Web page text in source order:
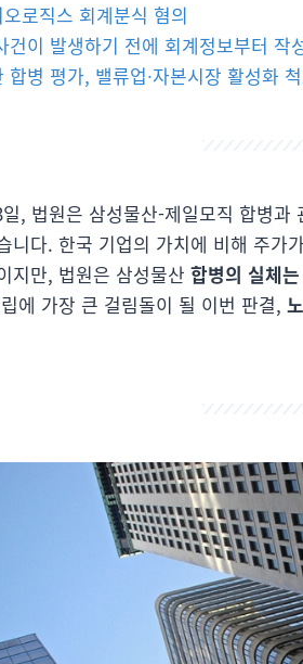
로직스 회계분식 혐의
건이 발생하기 전에 회계정보부터 작
합병 평가, 밸류업∙자본시장 활성화
, 법원은 삼성물산-제일모직 합병
니다. 한국 기업의 가치에 비해 주가
지만, 법원은 삼성물산 합병의 실체
에 가장 큰 걸림돌이 될 이번 판결,